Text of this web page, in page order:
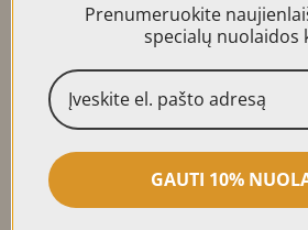
Moteriški gintaro papuošalai
Vyriški gintaro papuošalai
Vaikiški gintaro papuošalai
Kolekciniai gintaro gabalai
Prenumeruokite
specialų nuolaidos
GAUTI 10%